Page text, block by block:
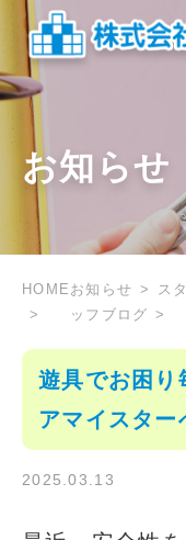
お知らせ
HOME お知らせ
スタ
ッフブログ
遊具でお困り
アマイスタ
2025.03.13